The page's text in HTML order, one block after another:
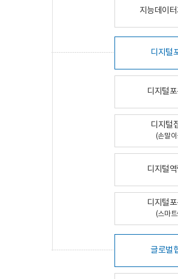
지능데이
디지털
디지털
디지털
(손말
디지털
디지털
(스마
글로벌